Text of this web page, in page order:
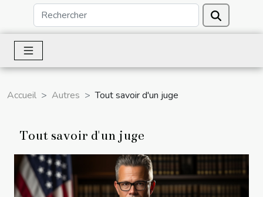
Accueil Autres Tout savoir d'un juge
Tout savoir d'un juge